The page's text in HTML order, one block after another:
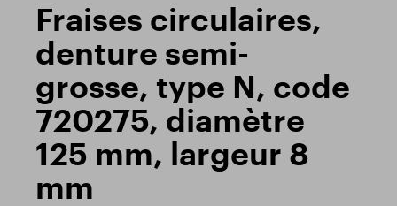
Fraises circulaires,
denture semi-
grosse, type N, code
720275, diamètre
125 mm, largeur 8
mm